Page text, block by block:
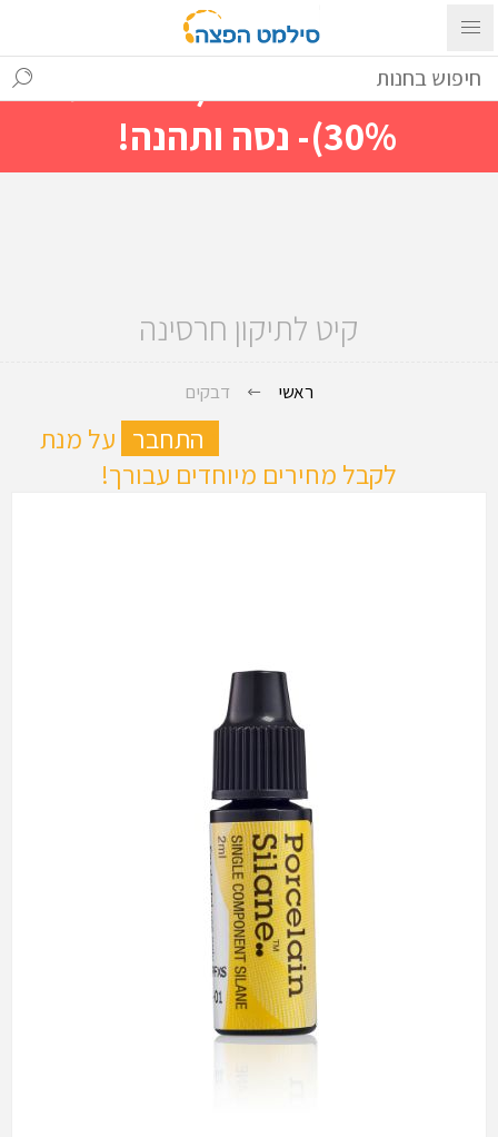
עם ההתחברות ניתן לראות מייד
מחירים מיוחדים(הנחות עד
30%)- נסה ותהנה!
קיט לתיקון חרסינה
ראשי דבקים
התחבר על מנת
לקבל מחירים מיוחדים עבורך!